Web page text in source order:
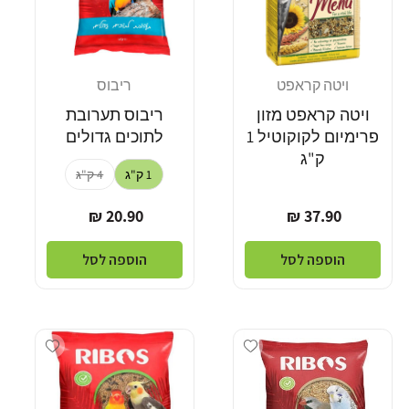
מוֹכֵר:ויטה קראפט
ויטה קראפט מזון
פרימיום לקוקוטיל 1
ק"ג
מחיר
37.90 ₪
הוספה לסל
ריבוס
ריבוס תערובת
לתוכים גדולים
1 ק"ג 4 ק"ג
מחיר
20.90 ₪
הוספה לסל
Add wishlist
wishlist